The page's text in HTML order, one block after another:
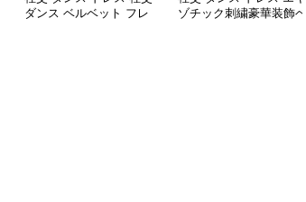
ダンス ベルベット フレ
ゾチック刺繍豪華装飾ベ